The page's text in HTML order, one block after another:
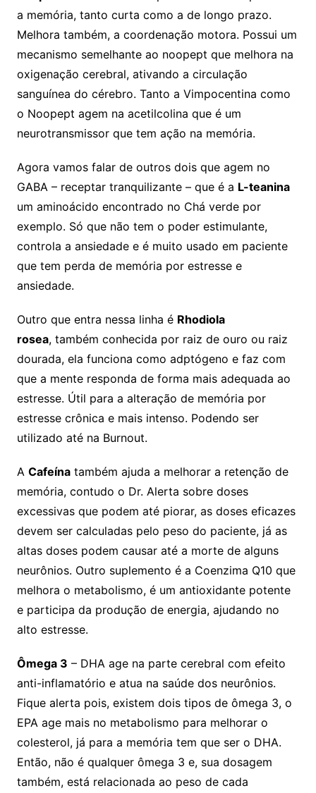
a memória, tanto curta como a de longo prazo.
Melhora também, a coordenação motora. Possui um
mecanismo semelhante ao noopept que melhora na
oxigenação cerebral, ativando a circulação
sanguínea do cérebro. Tanto a Vimpocentina como
o Noopept agem na acetilcolina que é um
neurotransmissor que tem ação na memória.
Agora vamos falar de outros dois que agem no
GABA – receptar tranquilizante – que é a L-teanina
um aminoácido encontrado no Chá verde por
exemplo. Só que não tem o poder estimulante,
controla a ansiedade e é muito usado em paciente
que tem perda de memória por estresse e
ansiedade.
Outro que entra nessa linha é Rhodiola
rosea, também conhecida por raiz de ouro ou raiz
dourada, ela funciona como adptógeno e faz com
que a mente responda de forma mais adequada ao
estresse. Útil para a alteração de memória por
estresse crônica e mais intenso. Podendo ser
utilizado até na Burnout.
A Cafeínatambém ajuda a melhorar a retenção de
memória, contudo o Dr. Alerta sobre doses
excessivas que podem até piorar, as doses eficazes
devem ser calculadas pelo peso do paciente, já as
altas doses podem causar até a morte de alguns
neurônios. Outro suplemento é a Coenzima Q10 que
melhora o metabolismo, é um antioxidante potente
e participa da produção de energia, ajudando no
alto estresse.
Ômega 3 – DHA age na parte cerebral com efeito
anti-inflamatório e atua na saúde dos neurônios.
Fique alerta pois, existem dois tipos de ômega 3, o
EPA age mais no metabolismo para melhorar o
colesterol, já para a memória tem que ser o DHA.
Então, não é qualquer ômega 3 e, sua dosagem
também, está relacionada ao peso de cada